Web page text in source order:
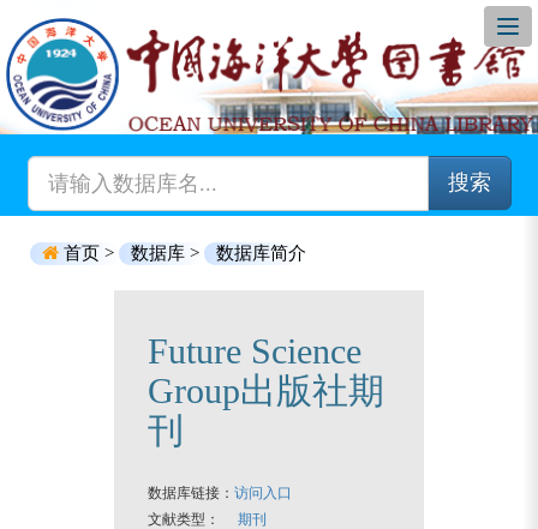
搜索
首页 > 数据库 > 数据库简介
Future Science
Group出版社期
刊
数据库链接： 访问入口
文献类型： 期刊